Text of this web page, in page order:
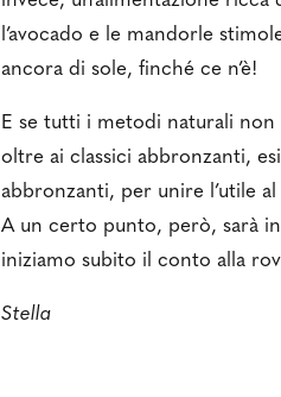
l’avocado e le mandorle
ancora di sole, finché ce n’è!
E se tutti i metodi naturali
oltre ai classici abbronzanti,
abbronzanti, per unire l’utile
A un certo punto, però, sarà
iniziamo subito il conto alla
Stella